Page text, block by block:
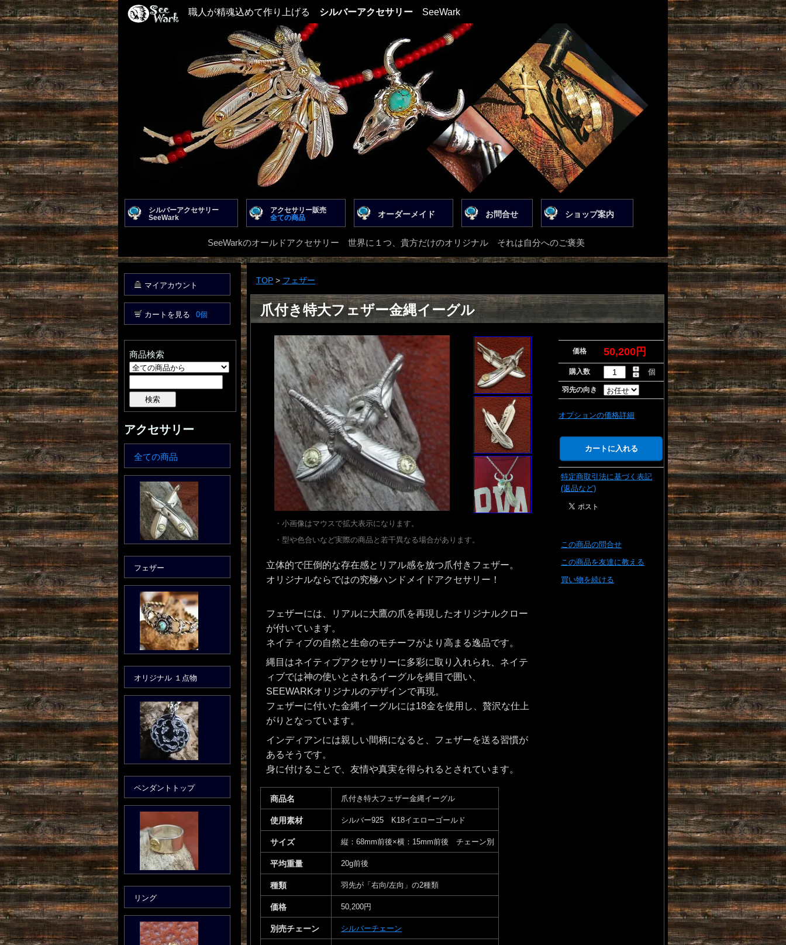
職人が精魂込めて作り上げる シルバーアクセサリー SeeWark
シルバーアクセサリー
SeeWark
アクセサリー販売
全ての商品
オーダーメイド お問合せ ショップ案内
SeeWarkのオールドアクセサリー 世界に１つ、貴方だけのオリジナル それは自分へのご褒美
TOP > フェザー
爪付き特大フェザー金縄イーグル
価格 50,200円
購入数 個
羽先の向き
オプションの価格詳細
特定商取引法に基づく表記
(返品など)
この商品の問合せ
この商品を友達に教える
買い物を続ける
・小画像はマウスで拡大表示になります。
・型や色合いなど実際の商品と若干異なる場合があります。
立体的で圧倒的な存在感とリアル感を放つ爪付きフェザー。
オリジナルならではの究極ハンドメイドアクセサリー！
フェザーには、リアルに大鷹の爪を再現したオリジナルクロー
が付いています。
ネイティブの自然と生命のモチーフがより高まる逸品です。
縄目はネイティブアクセサリーに多彩に取り入れられ、ネイテ
ィブでは神の使いとされるイーグルを縄目で囲い、
SEEWARKオリジナルのデザインで再現。
フェザーに付いた金縄イーグルには18金を使用し、贅沢な仕上
がりとなっています。
インディアンには親しい間柄になると、フェザーを送る習慣が
あるそうです。
身に付けることで、友情や真実を得られるとされています。
商品名 爪付き特大フェザー金縄イーグル
使用素材 シルバー925 K18イエローゴールド
サイズ 縦：68mm前後×横：15mm前後 チェーン別
平均重量 20g前後
種類 羽先が「右向/左向」の2種類
価格 50,200円
別売チェーン シルバーチェーン
マイアカウント
カートを見る 0個
商品検索
アクセサリー
全ての商品
フェザー
オリジナル １点物
ペンダントトップ
リング